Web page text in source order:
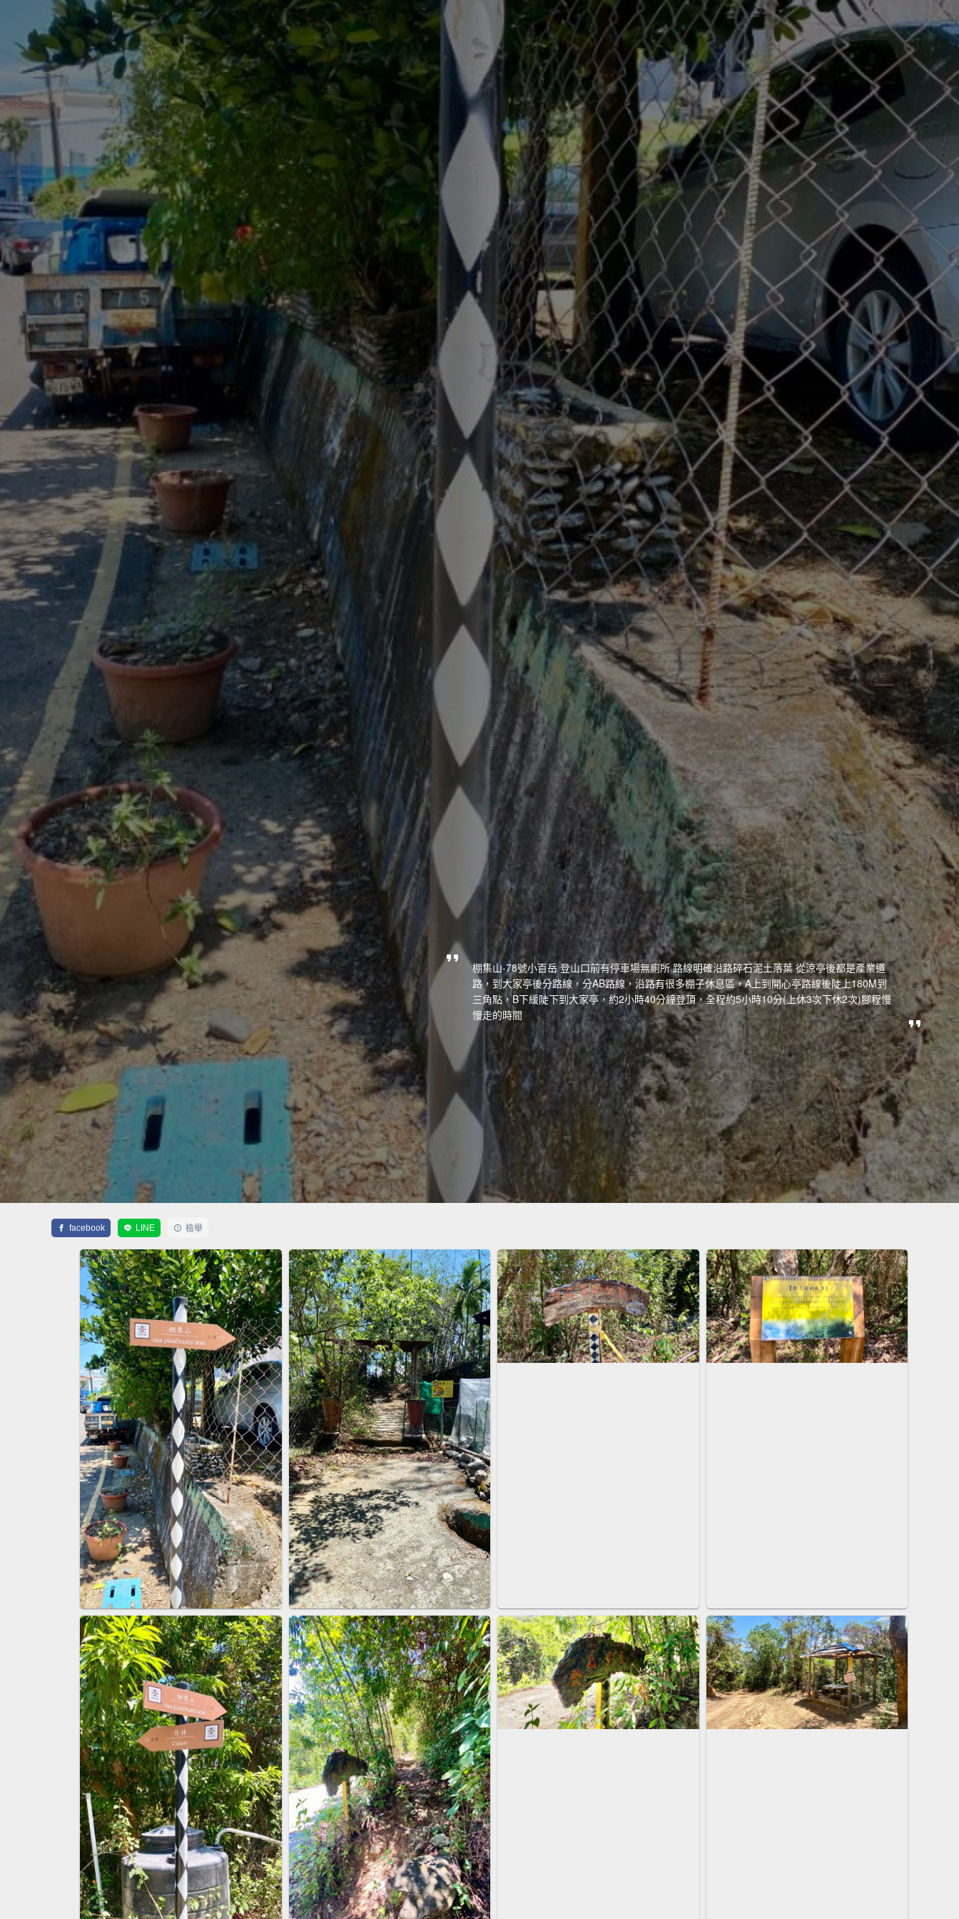
棚集山-78號小百岳 登山口前有停車場無廁所 路線明確沿路碎石泥土落葉 從涼亭後都是產業道
路，到大家亭後分路線，分AB路線，沿路有很多棚子休息區，A上到開心亭路線後陡上180M到
三角點，B下緩陡下到大家亭，約2小時40分鐘登頂，全程約5小時10分(上休3次下休2次)腳程慢
慢走的時間
facebook LINE 檢舉